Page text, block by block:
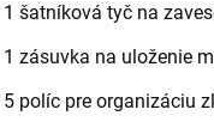
1 šatníková tyč na
1 zásuvka na uloženie
5 políc pre organizáciu